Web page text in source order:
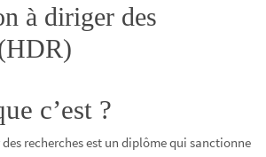
à diriger des
c’est ?
recherches est un diplôme qui sanctionne